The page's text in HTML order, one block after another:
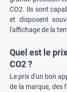
CO2. Ils sont
et disposent
l'affichage de la
Quel est le
CO2 ?
Le prix d'un bon
de la marque, des